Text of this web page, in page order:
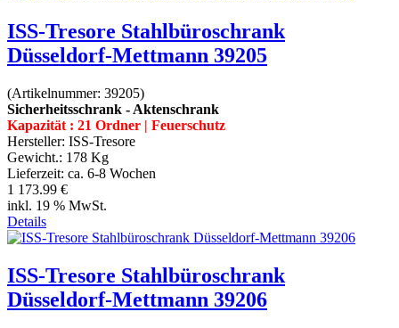
ISS-Tresore Stahlbüroschrank
Düsseldorf-Mettmann 39205
(Artikelnummer: 39205)
Sicherheitsschrank - Aktenschrank
Kapazität : 21 Ordner | Feuerschutz
Hersteller: ISS-Tresore
Gewicht.: 178 Kg
Lieferzeit: ca. 6-8 Wochen
1 173.99 €
inkl. 19 % MwSt.
Details
ISS-Tresore Stahlbüroschrank
Düsseldorf-Mettmann 39206